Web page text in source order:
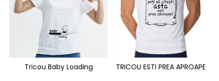
Tricou Baby Loading TRICOU ESTI PREA APROAPE